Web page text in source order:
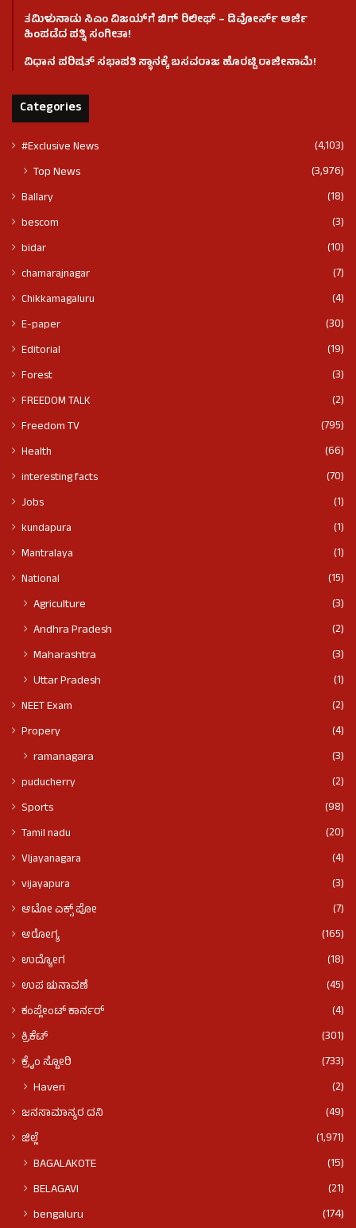
ತಮಿಳುನಾಡು ಸಿಎಂ ವಿಜಯ್‌ಗೆ ಬಿಗ್ ರಿಲೀಫ್ – ಡಿವೋರ್ಸ್ ಅರ್ಜಿ
ಹಿಂಪಡೆದ ಪತ್ನಿ ಸಂಗೀತಾ!
ವಿಧಾನ ಪರಿಷತ್ ಸಭಾಪತಿ ಸ್ಥಾನಕ್ಕೆ ಬಸವರಾಜ ಹೊರಟ್ಟಿ ರಾಜೀನಾಮೆ!
Categories
#Exclusive News (4,103)
Top News (3,976)
Ballary
(18)
bescom
(3)
bidar
(10)
chamarajnagar
(7)
Chikkamagaluru
(4)
E-paper
(30)
Editorial
(19)
Forest
(3)
FREEDOM TALK
(2)
Freedom TV
(795)
Health
(66)
interesting facts
(70)
Jobs
(1)
kundapura
(1)
Mantralaya
(1)
National
(15)
Agriculture
(3)
Andhra Pradesh
(2)
Maharashtra
(3)
Uttar Pradesh
(1)
NEET Exam
(2)
Propery
(4)
ramanagara (3)
puducherry
(2)
Sports
(98)
Tamil nadu
(20)
VIjayanagara
(4)
vijayapura
(3)
ಆಟೋ ಎಕ್ಸ್ ಪೋ
(7)
ಆರೋಗ್ಯ
(165)
ಉದ್ಯೋಗ
(18)
ಉಪ ಚುನಾವಣೆ
(45)
ಕಂಪ್ಲೇಂಟ್ ಕಾರ್ನರ್
(4)
ಕ್ರಿಕೆಟ್
(301)
ಕ್ರೈಂ ಸ್ಟೋರಿ
(733)
Haveri (2)
ಜನಸಾಮಾನ್ಯರ ದನಿ
(49)
ಜಿಲ್ಲೆ
(1,971)
BAGALAKOTE
(15)
BELAGAVI
(21)
bengaluru
(174)